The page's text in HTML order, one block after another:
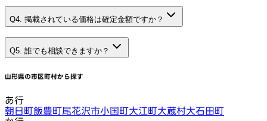
Q4. 掲載されている価格は確定金額ですか？
Q5. 誰でも相談できますか？
山形県の市区町村から探す
あ行
朝日町飯豊町尾花沢市小国町大江町大蔵村大石田町